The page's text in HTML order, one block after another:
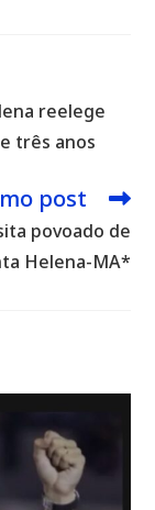
reelege
três anos
post
povoado de
Helena-MA*